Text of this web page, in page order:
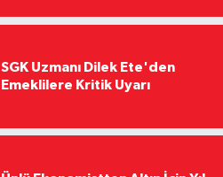
SGK Uzmanı Dilek Ete'den
Emeklilere Kritik Uyarı